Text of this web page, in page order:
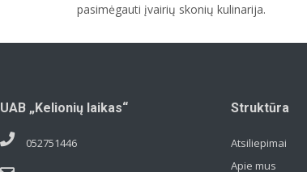
pasimėgauti įvairių skonių kulinarija.
Struktūra
Atsiliepimai
Apie mus
UAB „Kelionių laikas“
052751446